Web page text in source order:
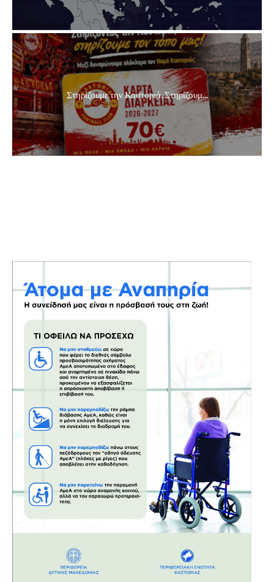
Στηρίζουμε την Καστοριά, Στηρίζουμ...